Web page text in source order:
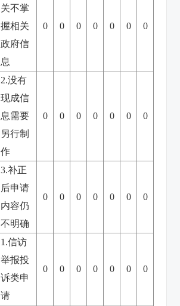
关不掌
握相关
政府信
息
0 0 0 0 0 0 0
2.没有
现成信
息需要
另行制
作
0 0 0 0 0 0 0
3.补正
后申请
内容仍
不明确
0 0 0 0 0 0 0
1.信访
举报投
诉类申
请
0 0 0 0 0 0 0